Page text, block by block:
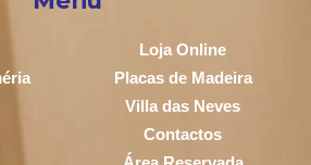
Loja Online
Placas de Madeira
Villa das Neves
Contactos